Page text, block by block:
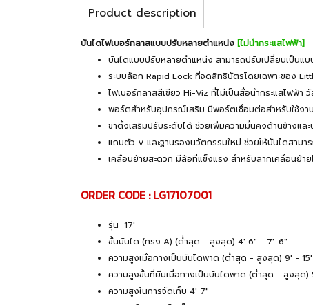
Product description
บันไดไฟเบอร์กลาสแบบปรับหลายตำแหน่ง [ไม่นำกระแสไฟฟ้า]
บันไดแบบปรับหลายตำแหน่ง สามารถปรับเปลี่ยนเป็นแ
ระบบล็อก Rapid Lock ที่จดสิทธิบัตรโดยเฉพาะของ
ไฟเบอร์กลาสสีเขียว Hi-Viz ที่ไม่เป็นสื่อนำกระแสไฟฟ้า
พอร์ตสำหรับอุปกรณ์เสริม มีพอร์ตเชื่อมต่อสำหรับใช้ง
ขาตั้งเสริมปรับระดับได้ ช่วยเพิ่มความมั่นคงด้านข้างแ
แถบตัว V และฐานรองนวัตกรรมใหม่ ช่วยให้บันไดสาม
เคลื่อนย้ายสะดวก มีล้อที่แข็งแรง สำหรับลากเคลื่อนย้
ORDER CODE : LG17107001
รุ่น 17'
ขั้นบันได (ทรง A) (ต่ำสุด - สูงสุด) 4' 6" - 7'-6"
ความสูงเมื่อกางเป็นบันไดพาด (ต่ำสุด - สูงสุด) 9' - 15'
ความสูงขั้นที่ยืนเมื่อกางเป็นบันไดพาด (ต่ำสุด - สูงสุด)
ความสูงในการจัดเก็บ 4' 7"